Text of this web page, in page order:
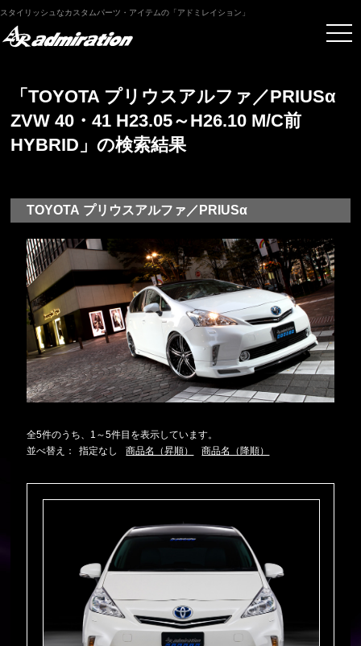
スタイリッシュなカスタムパーツ・アイテムの「アドミレイション」
「TOYOTA プリウスアルファ／PRIUSα
ZVW 40・41 H23.05～H26.10 M/C前
HYBRID」の検索結果
TOYOTA プリウスアルファ／PRIUSα
全5件のうち、1～5件目を表示しています。
並べ替え：
指定なし 商品名（昇順） 商品名（降順）